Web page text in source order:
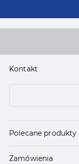
Kontakt
Polecane produkty
Zamówienia